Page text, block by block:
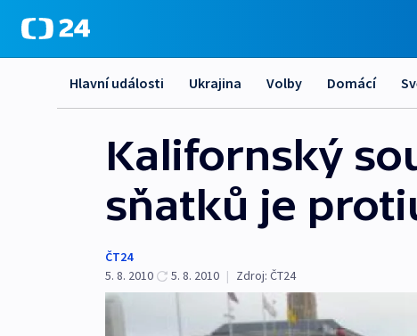
Hlavní události Ukrajina Volby Domácí
Kalifornský
sňatků je
ČT24
5. 8. 2010
5. 8. 2010 | Zdroj: ČT24